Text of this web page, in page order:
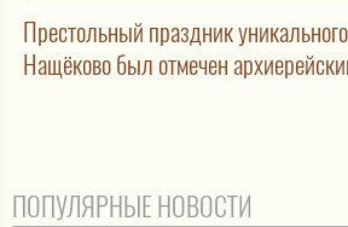
Престольный праздник
Нащёково был отмечен
ПОПУЛЯРНЫЕ НОВОСТИ